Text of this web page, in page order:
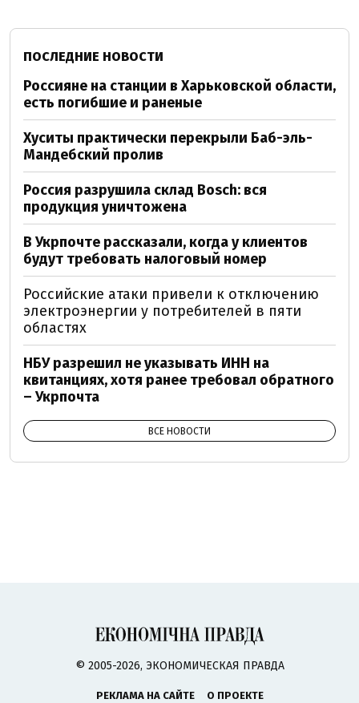
ПОСЛЕДНИЕ НОВОСТИ
Россияне на станции в Харьковской области,
есть погибшие и раненые
Хуситы практически перекрыли Баб-эль-
Мандебский пролив
Россия разрушила склад Bosch: вся
продукция уничтожена
В Укрпочте рассказали, когда у клиентов
будут требовать налоговый номер
Российские атаки привели к отключению
электроэнергии у потребителей в пяти
областях
НБУ разрешил не указывать ИНН на
квитанциях, хотя ранее требовал обратного
– Укрпочта
ВСЕ НОВОСТИ
© 2005-2026, ЭКОНОМИЧЕСКАЯ ПРАВДА
РЕКЛАМА НА САЙТЕ
О ПРОЕКТЕ